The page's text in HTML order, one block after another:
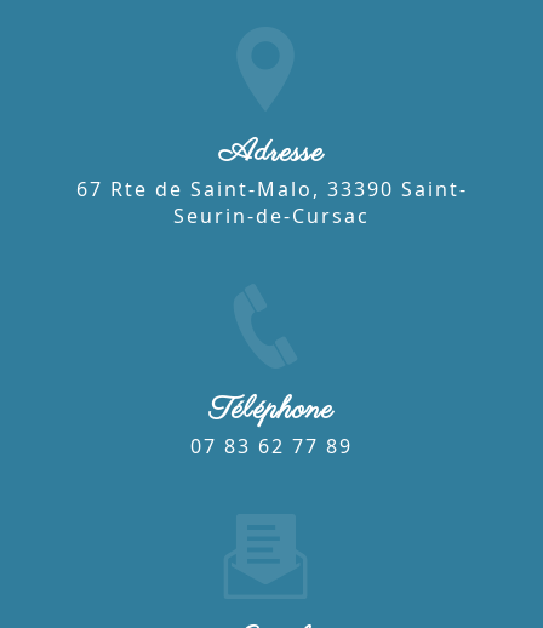
Adresse
67 Rte de Saint-Malo, 33390 Saint-
Seurin-de-Cursac
Téléphone
07 83 62 77 89